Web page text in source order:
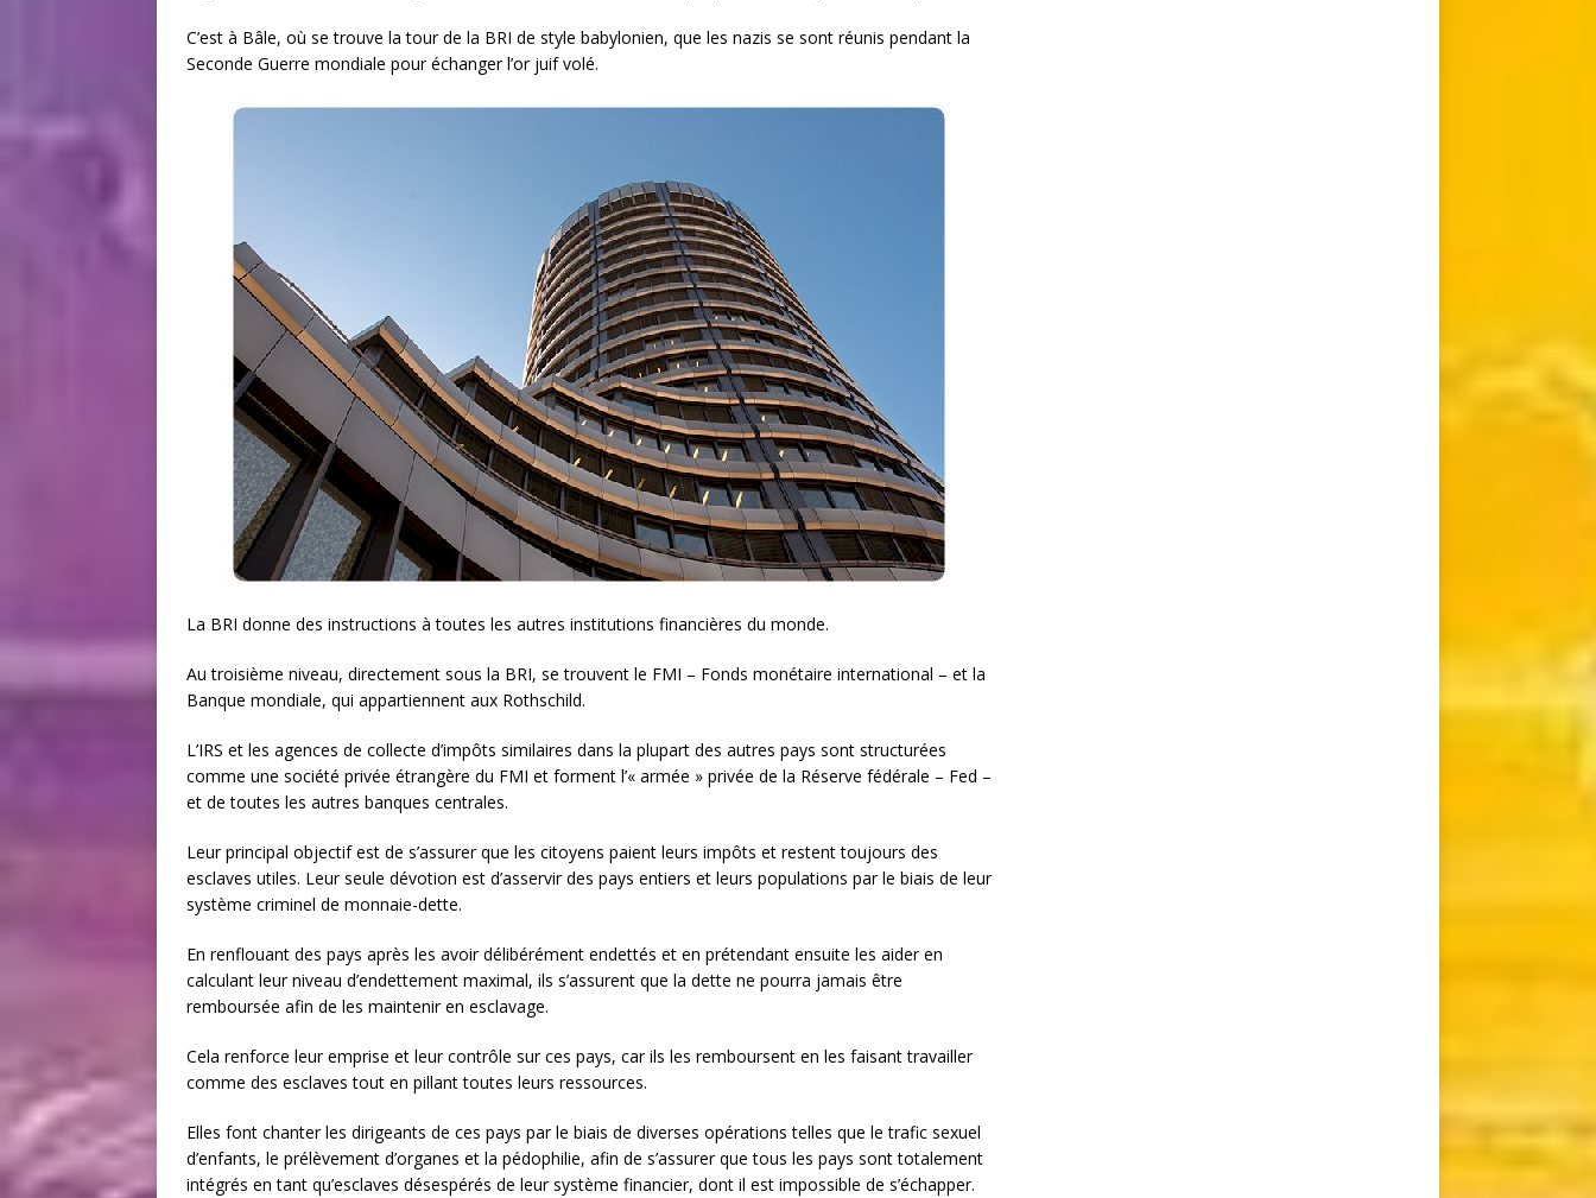
C’est à Bâle, où se trouve la tour de la BRI de style babylonien, que les nazis se sont réunis pendant la
Seconde Guerre mondiale pour échanger l’or juif volé.
La BRI donne des instructions à toutes les autres institutions financières du monde.
Au troisième niveau, directement sous la BRI, se trouvent le FMI – Fonds monétaire international – et la
Banque mondiale, qui appartiennent aux Rothschild.
L’IRS et les agences de collecte d’impôts similaires dans la plupart des autres pays sont structurées
comme une société privée étrangère du FMI et forment l’« armée » privée de la Réserve fédérale – Fed –
et de toutes les autres banques centrales.
Leur principal objectif est de s’assurer que les citoyens paient leurs impôts et restent toujours des
esclaves utiles. Leur seule dévotion est d’asservir des pays entiers et leurs populations par le biais de leur
système criminel de monnaie-dette.
En renflouant des pays après les avoir délibérément endettés et en prétendant ensuite les aider en
calculant leur niveau d’endettement maximal, ils s’assurent que la dette ne pourra jamais être
remboursée afin de les maintenir en esclavage.
Cela renforce leur emprise et leur contrôle sur ces pays, car ils les remboursent en les faisant travailler
comme des esclaves tout en pillant toutes leurs ressources.
Elles font chanter les dirigeants de ces pays par le biais de diverses opérations telles que le trafic sexuel
d’enfants, le prélèvement d’organes et la pédophilie, afin de s’assurer que tous les pays sont totalement
intégrés en tant qu’esclaves désespérés de leur système financier, dont il est impossible de s’échapper.